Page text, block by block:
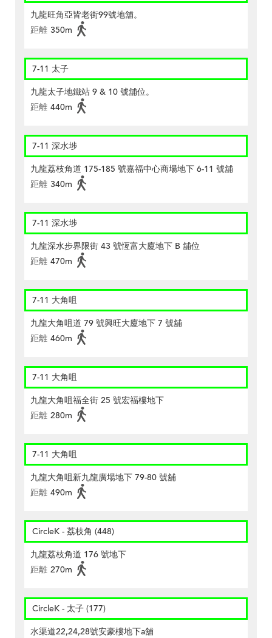
九龍旺角亞皆老街99號地舖。
距離 350m
7-11 太子
九龍太子地鐵站 9 & 10 號舖位。
距離 440m
7-11 深水埗
九龍荔枝角道 175-185 號嘉福中心商場地下 6-11 號舖
距離 340m
7-11 深水埗
九龍深水步界限街 43 號恆富大廈地下 B 舖位
距離 470m
7-11 大角咀
九龍大角咀道 79 號興旺大廈地下 7 號舖
距離 460m
7-11 大角咀
九龍大角咀福全街 25 號宏福樓地下
距離 280m
7-11 大角咀
九龍大角咀新九龍廣場地下 79-80 號舖
距離 490m
CircleK - 荔枝角 (448)
九龍荔枝角道 176 號地下
距離 270m
CircleK - 太子 (177)
水渠道22,24,28號安豪樓地下a舖